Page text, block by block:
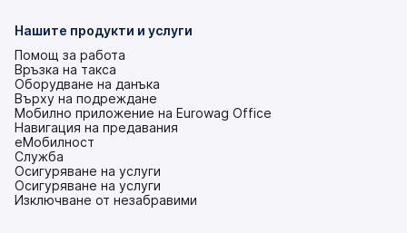
нов
Нашите продукти и услуги
Помощ за работа
Връзка на такса
Оборудване на данъка
Върху на подреждане
Мобилно приложение на Eurowag Office
Навигация на предавания
еМобилност
Служба
Осигуряване на услуги
Осигуряване на услуги
Изключване от незабравими